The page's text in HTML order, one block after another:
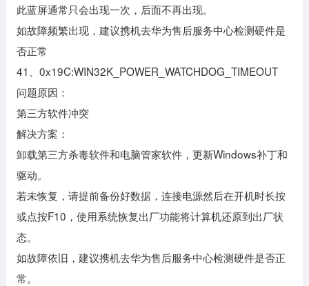
此蓝屏通常只会出现一次，后面不再出现。
如故障频繁出现，建议携机去华为售后服务中心检测硬件是
否正常
41、0x19C:WIN32K_POWER_WATCHDOG_TIMEOUT
问题原因：
第三方软件冲突
解决方案：
卸载第三方杀毒软件和电脑管家软件，更新Windows补丁和
驱动。
若未恢复，请提前备份好数据，连接电源然后在开机时长按
或点按F10，使用系统恢复出厂功能将计算机还原到出厂状
态。
如故障依旧，建议携机去华为售后服务中心检测硬件是否正
常。